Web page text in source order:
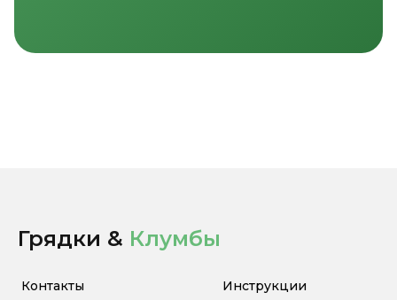
Грядки & Клумбы
Контакты Инструкции